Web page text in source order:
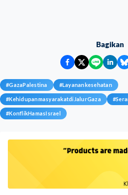
Bagikan
#GazaPalestina #Layanankesehatan
#KehidupanmasyarakatdiJalurGaza #
#KonflikHamasIsrael